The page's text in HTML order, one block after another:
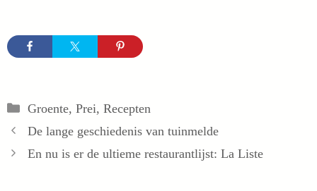
Categorieën
Groente, Prei, Recepten
De lange geschiedenis van tuinmelde
En nu is er de ultieme restaurantlijst: La Liste